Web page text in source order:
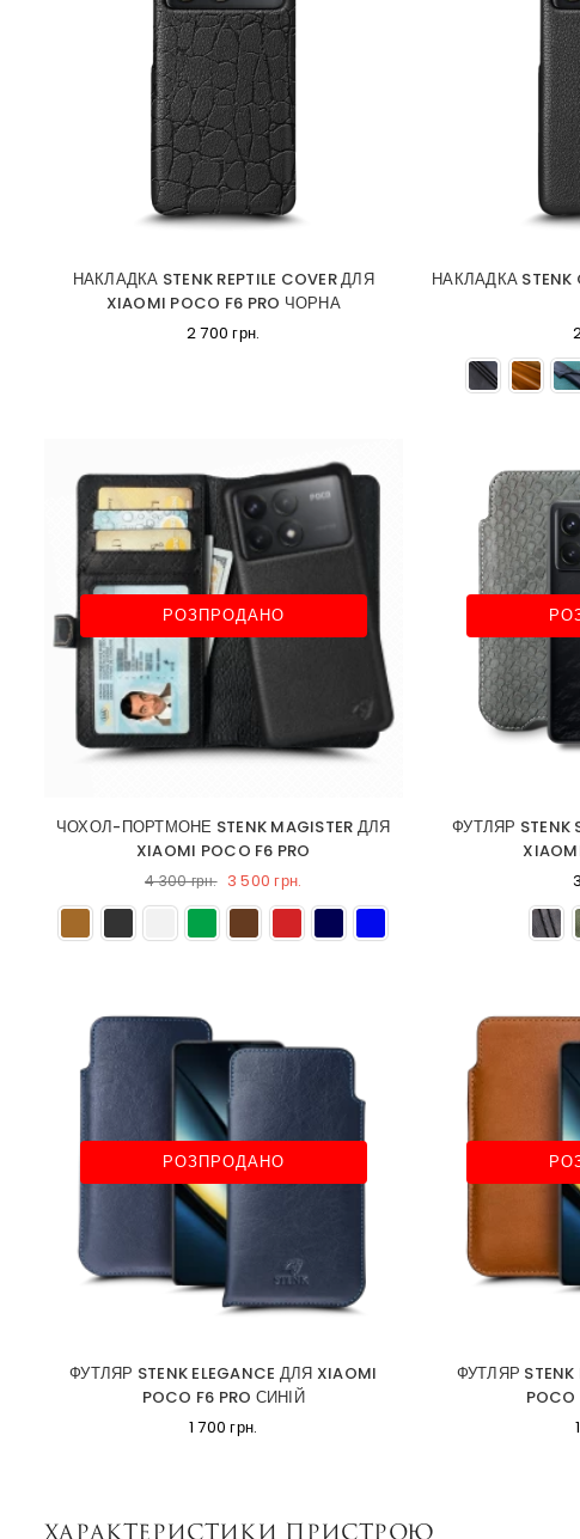
НАКЛАДКА STENK REPTILE COVER ДЛЯ
XIAOMI POCO F6 PRO ЧОРНА
2 700 грн.
НАКЛАДКА STENK
РОЗПРОДАНО
ЧОХОЛ-ПОРТМОНЕ STENK MAGISTER ДЛЯ
XIAOMI POCO F6 PRO
4 300 грн. 3 500 грн.
ФУТЛЯР STENK
РОЗПРОДАНО
ФУТЛЯР STENK ELEGANCE ДЛЯ XIAOMI
POCO F6 PRO СИНІЙ
1 700 грн.
ФУТЛЯР STENK
POCO
Характеристики пристрою